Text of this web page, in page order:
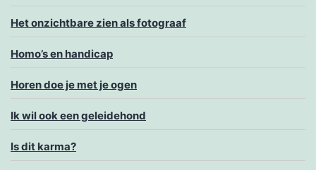
Het onzichtbare zien als fotograaf
Homo’s en handicap
Horen doe je met je ogen
Ik wil ook een geleidehond
Is dit karma?